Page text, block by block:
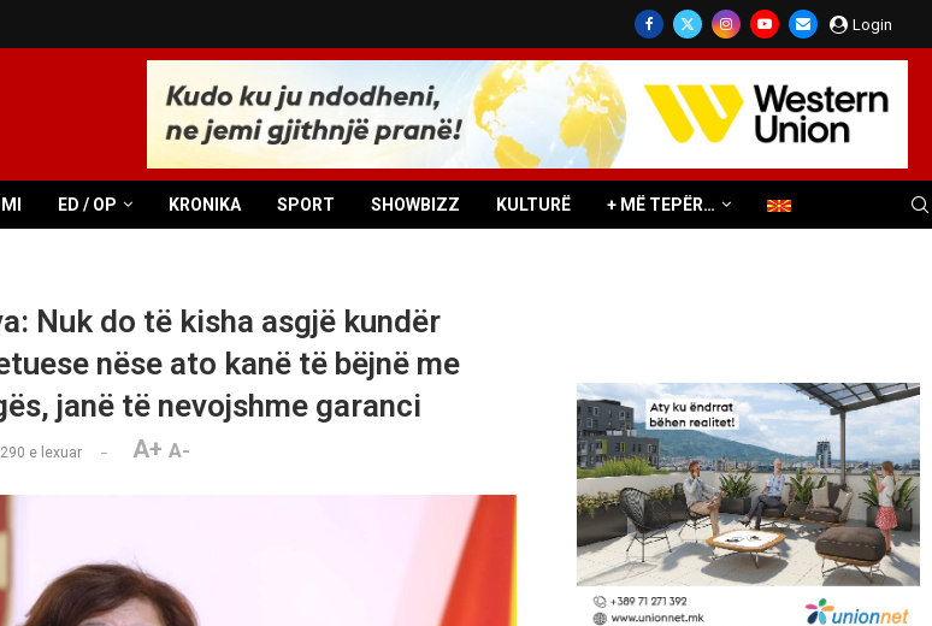
Login
ED / OP KRONIKA SPORT SHOWBIZZ KULTURË + MË TEPËR…
Nuk do të kisha asgjë kundër
nëse ato kanë të bëjnë me
janë të nevojshme garanci
e lexuar A+ A-